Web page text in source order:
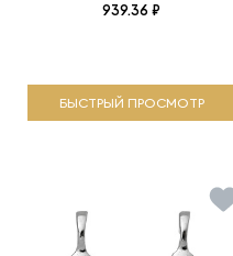
939.36 ₽
БЫСТРЫЙ ПРОСМОТР